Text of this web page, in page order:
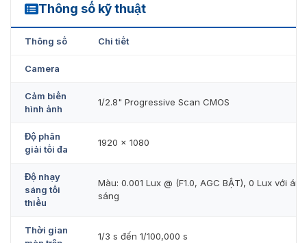
Thông số kỹ thuật
DS-2CD1T27G2-L(UF)
Thông số Chi tiết
Camera
Cảm biến
hình ảnh
1/2.8" Progressive Scan CMOS
Độ phân
giải tối đa
1920 × 1080
Độ nhạy
sáng tối
thiểu
Màu: 0.001 Lux @ (F1.0, AGC BẬT), 0 Lux với ánh
sáng
Thời gian
1/3 s đến 1/100,000 s